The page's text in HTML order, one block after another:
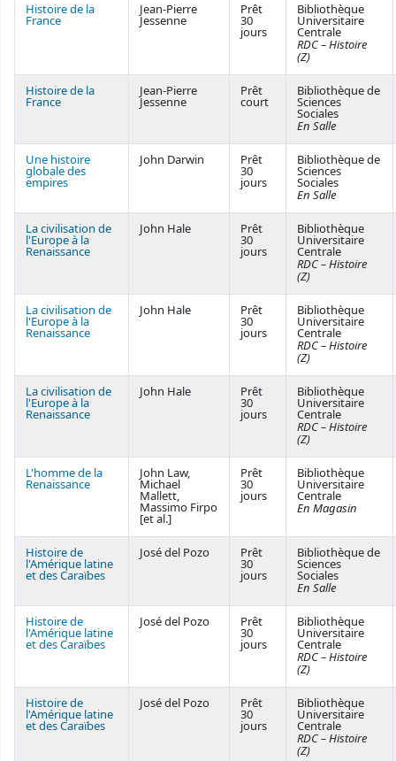
Histoire de la
France
Jean-Pierre
Jessenne
Prêt
30
jours
Bibliothèque
Universitaire
Centrale
RDC – Histoire
(Z)
Histoire de la
France
Jean-Pierre
Jessenne
Prêt
court
Bibliothèque de
Sciences
Sociales
En Salle
Une histoire
globale des
empires
John Darwin Prêt
30
jours
Bibliothèque de
Sciences
Sociales
En Salle
La civilisation de
l'Europe à la
Renaissance
John Hale Prêt
30
jours
Bibliothèque
Universitaire
Centrale
RDC – Histoire
(Z)
La civilisation de
l'Europe à la
Renaissance
John Hale Prêt
30
jours
Bibliothèque
Universitaire
Centrale
RDC – Histoire
(Z)
La civilisation de
l'Europe à la
Renaissance
John Hale Prêt
30
jours
Bibliothèque
Universitaire
Centrale
RDC – Histoire
(Z)
L'homme de la
Renaissance
John Law,
Michael
Mallett,
Massimo Firpo
[et al.]
Prêt
30
jours
Bibliothèque
Universitaire
Centrale
En Magasin
Histoire de
l'Amérique latine
et des Caraïbes
José del Pozo Prêt
30
jours
Bibliothèque de
Sciences
Sociales
En Salle
Histoire de
l'Amérique latine
et des Caraïbes
José del Pozo Prêt
30
jours
Bibliothèque
Universitaire
Centrale
RDC – Histoire
(Z)
Histoire de
l'Amérique latine
et des Caraïbes
José del Pozo Prêt
30
jours
Bibliothèque
Universitaire
Centrale
RDC – Histoire
(Z)